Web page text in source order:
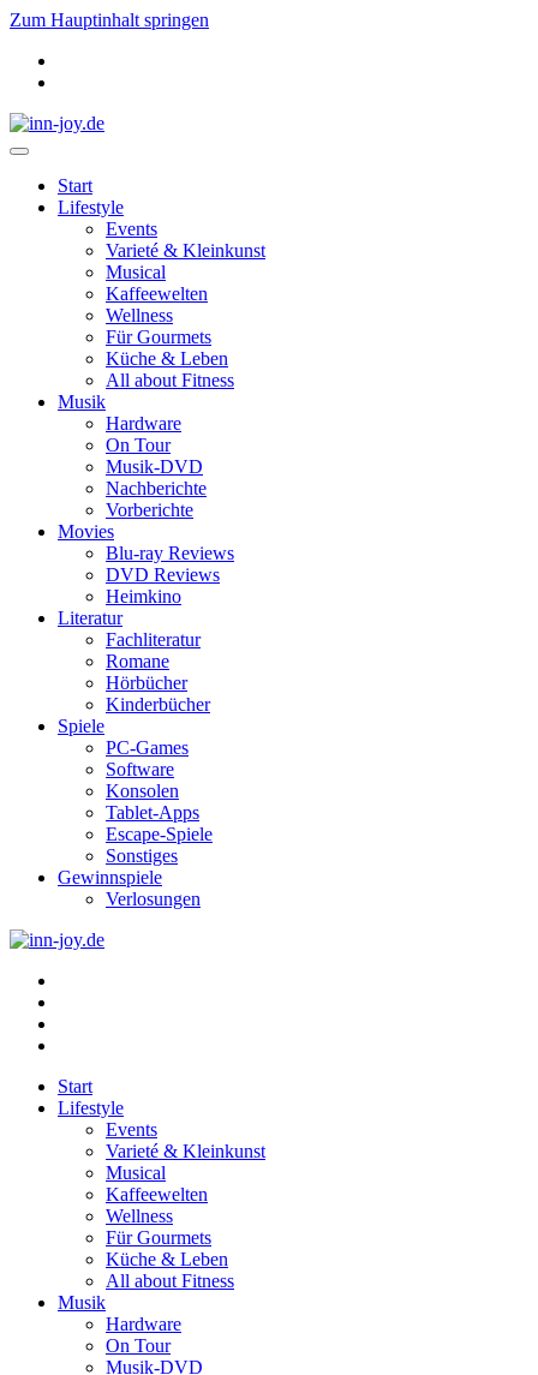
Zum Hauptinhalt springen
Start
Lifestyle
Events
Varieté & Kleinkunst
Musical
Kaffeewelten
Wellness
Für Gourmets
Küche & Leben
All about Fitness
Musik
Hardware
On Tour
Musik-DVD
Nachberichte
Vorberichte
Movies
Blu-ray Reviews
DVD Reviews
Heimkino
Literatur
Fachliteratur
Romane
Hörbücher
Kinderbücher
Spiele
PC-Games
Software
Konsolen
Tablet-Apps
Escape-Spiele
Sonstiges
Gewinnspiele
Verlosungen
Start
Lifestyle
Events
Varieté & Kleinkunst
Musical
Kaffeewelten
Wellness
Für Gourmets
Küche & Leben
All about Fitness
Musik
Hardware
On Tour
Musik-DVD